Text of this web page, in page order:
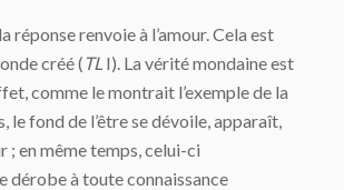
réponse renvoie à l’amour. Cela est
créé ( TL I). La vérité mondaine est
comme le montrait l’exemple de la
le fond de l’être se dévoile, apparaît,
; en même temps, celui-ci
dérobe à toute connaissance